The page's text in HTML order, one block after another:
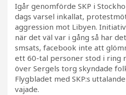
Igår genomförde SKP i
dags varsel inkallat,
aggression mot Libyen.
när det väl var i gång så har
smsats, facebook inte att
ett 60-tal personer stod i ring
över Sergels torg skyndade
Flygbladet med SKP:s
vajade.